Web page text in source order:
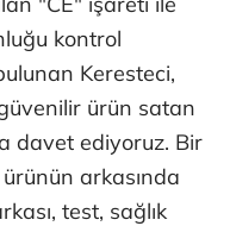
kontrol
Keresteci,
ürün satan
davet ediyoruz. Bir
arkasında
test, sağlık